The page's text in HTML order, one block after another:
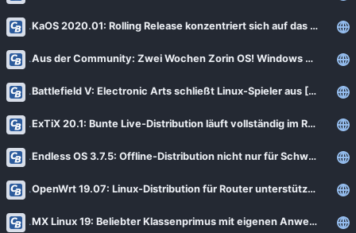
KaOS 2020.01: Rolling Release konzentriert sich auf das Wesentliche
Aus der Community: Zwei Wochen Zorin OS! Windows adé? [Notiz]
Battlefield V: Electronic Arts schließt Linux-Spieler aus [Notiz]
ExTiX 20.1: Bunte Live-Distribution läuft vollständig im RAM
Endless OS 3.7.5: Offline-Distribution nicht nur für Schwellenländer
OpenWrt 19.07: Linux-Distribution für Router unterstützt ab sofort WPA3 [Notiz]
MX Linux 19: Beliebter Klassenprimus mit eigenen Anwendungen